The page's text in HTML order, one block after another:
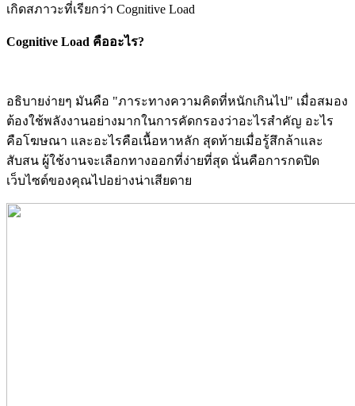
เกิดสภาวะที่เรียกว่า Cognitive Load
Cognitive Load คืออะไร?
อธิบายง่ายๆ มันคือ "ภาระทางความคิดที่หนักเกินไป" เมื่อสมอง
ต้องใช้พลังงานอย่างมากในการคัดกรองว่าอะไรสำคัญ อะไร
คือโฆษณา และอะไรคือเนื้อหาหลัก สุดท้ายเมื่อรู้สึกล้าและ
สับสน ผู้ใช้งานจะเลือกทางออกที่ง่ายที่สุด นั่นคือการกดปิด
เว็บไซต์ของคุณไปอย่างน่าเสียดาย